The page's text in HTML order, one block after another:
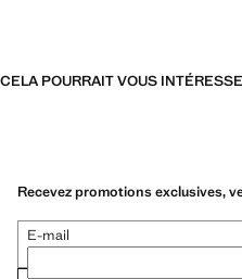
CELA POURRAIT VOUS
Recevez promotions exclusives,
E-mail